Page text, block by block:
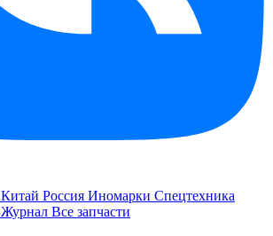
Китай Россия Иномарки Спецтехника
Журнал Все запчасти